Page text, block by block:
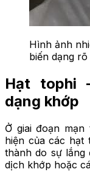
Hình ảnh
biến dạng
Hạt tophi
dạng khớp
Ở giai đoạn
hiện của các
thành do sự lắng
dịch khớp hoặc